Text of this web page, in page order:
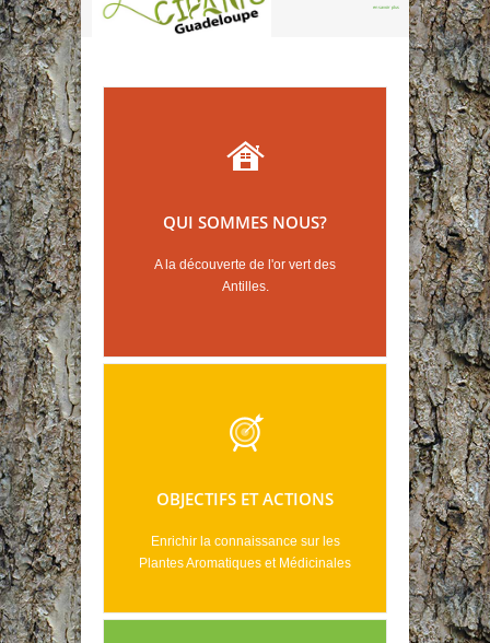
en savoir plus
QUI SOMMES NOUS?
A la découverte de l'or vert des
Antilles.
OBJECTIFS ET ACTIONS
Enrichir la connaissance sur les
Plantes Aromatiques et Médicinales